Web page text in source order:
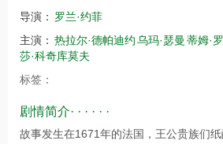
导演： 罗兰·约菲
主演： 热拉尔·德帕迪约乌玛·瑟曼 蒂姆·
莎·科奇库莫夫
标签：
剧情简介· · · · · ·
故事发生在1671年的法国，王公贵族们